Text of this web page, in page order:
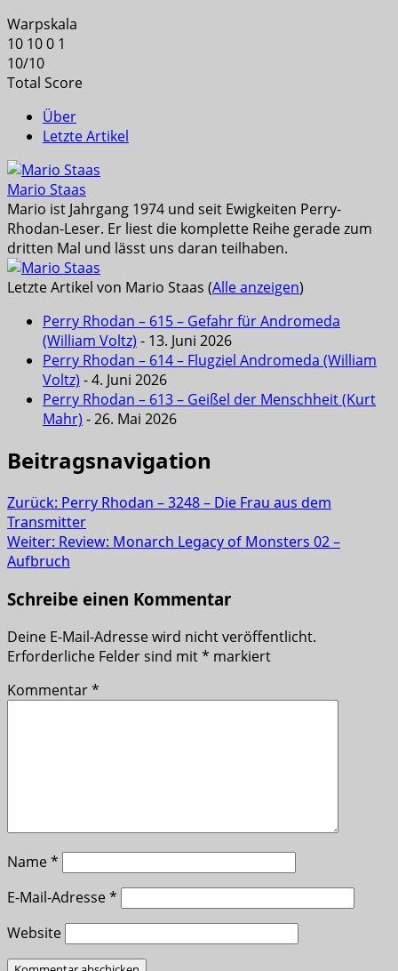
Warpskala
10 100 1
10/10
Total Score
Über
Letzte Artikel
Mario Staas
Mario ist Jahrgang 1974 und seit Ewigkeiten Perry-
Rhodan-Leser. Er liest die komplette Reihe gerade zum
dritten Mal und lässt uns daran teilhaben.
Letzte Artikel von Mario Staas (Alle anzeigen)
Perry Rhodan – 615 – Gefahr für Andromeda
(William Voltz) - 13. Juni 2026
Perry Rhodan – 614 – Flugziel Andromeda (William
Voltz) - 4. Juni 2026
Perry Rhodan – 613 – Geißel der Menschheit (Kurt
Mahr) - 26. Mai 2026
Beitragsnavigation
Zurück: Perry Rhodan – 3248 – Die Frau aus dem
Transmitter
Weiter: Review: Monarch Legacy of Monsters 02 –
Aufbruch
Schreibe einen Kommentar
Deine E-Mail-Adresse wird nicht veröffentlicht.
Erforderliche Felder sind mit* markiert
Kommentar*
Name*
E-Mail-Adresse*
Website